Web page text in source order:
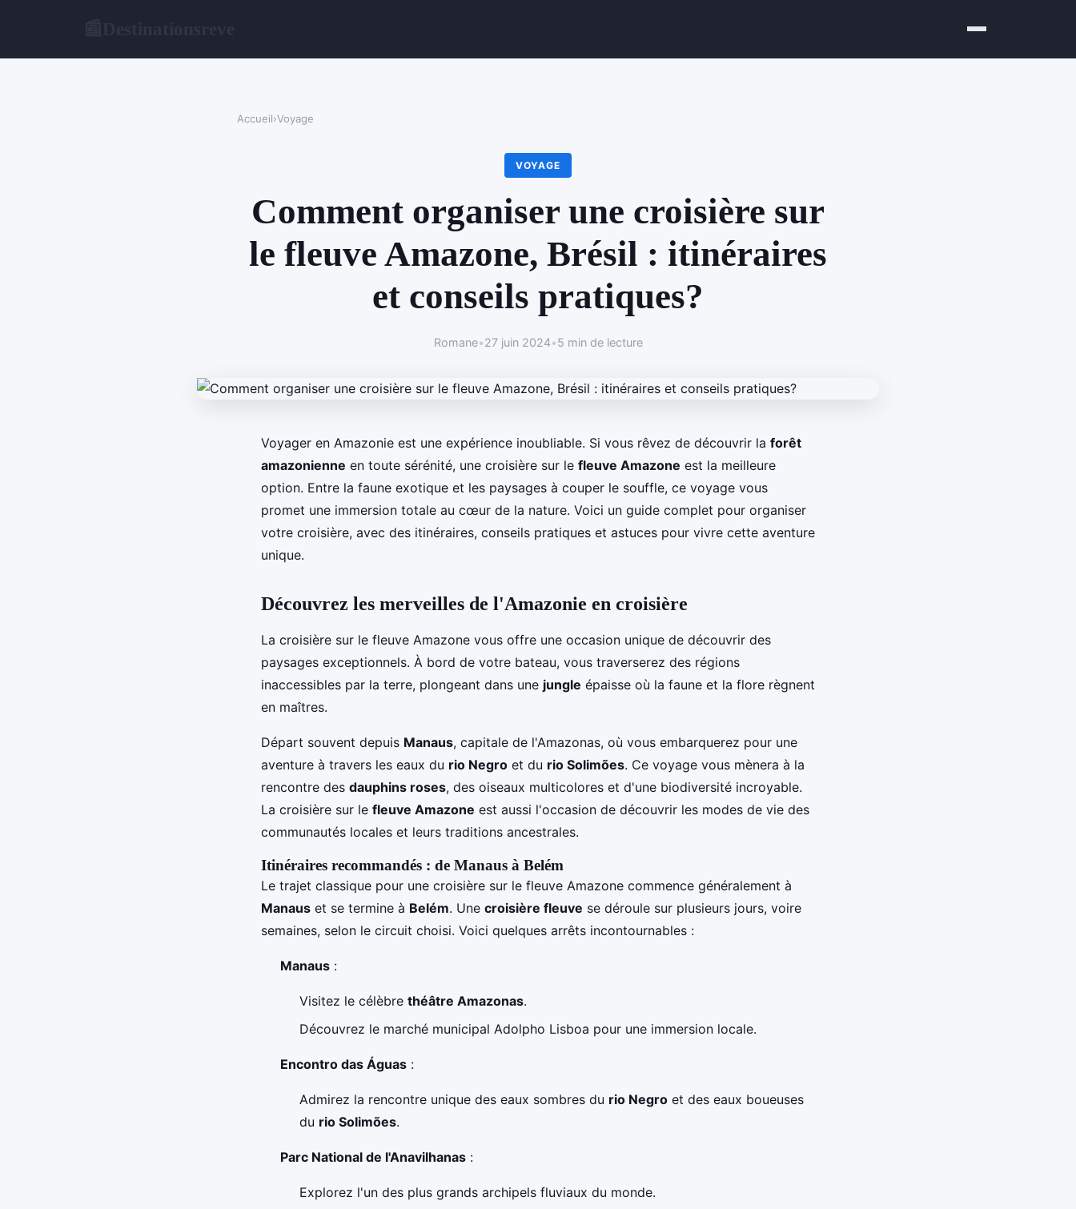
Accueil›Voyage
VOYAGE
Comment organiser une croisière sur
le fleuve Amazone, Brésil : itinéraires
et conseils pratiques?
Romane•27 juin 2024•5 min de lecture
Voyager en Amazonie est une expérience inoubliable. Si vous rêvez de découvrir la forêt
amazonienne en toute sérénité, une croisière sur le fleuve Amazone est la meilleure
option. Entre la faune exotique et les paysages à couper le souffle, ce voyage vous
promet une immersion totale au cœur de la nature. Voici un guide complet pour organiser
votre croisière, avec des itinéraires, conseils pratiques et astuces pour vivre cette aventure
unique.
Découvrez les merveilles de l'Amazonie en croisière
La croisière sur le fleuve Amazone vous offre une occasion unique de découvrir des
paysages exceptionnels. À bord de votre bateau, vous traverserez des régions
inaccessibles par la terre, plongeant dans une jungle épaisse où la faune et la flore règnent
en maîtres.
Départ souvent depuis Manaus, capitale de l'Amazonas, où vous embarquerez pour une
aventure à travers les eaux du rio Negro et du rio Solimões. Ce voyage vous mènera à la
rencontre des dauphins roses, des oiseaux multicolores et d'une biodiversité incroyable.
La croisière sur le fleuve Amazone est aussi l'occasion de découvrir les modes de vie des
communautés locales et leurs traditions ancestrales.
Itinéraires recommandés : de Manaus à Belém
Le trajet classique pour une croisière sur le fleuve Amazone commence généralement à
Manaus et se termine à Belém. Une croisière fleuve se déroule sur plusieurs jours, voire
semaines, selon le circuit choisi. Voici quelques arrêts incontournables :
Manaus :
Visitez le célèbre théâtre Amazonas.
Découvrez le marché municipal Adolpho Lisboa pour une immersion locale.
Encontro das Águas :
Admirez la rencontre unique des eaux sombres du rio Negro et des eaux boueuses
du rio Solimões.
Parc National de l'Anavilhanas :
Explorez l'un des plus grands archipels fluviaux du monde.